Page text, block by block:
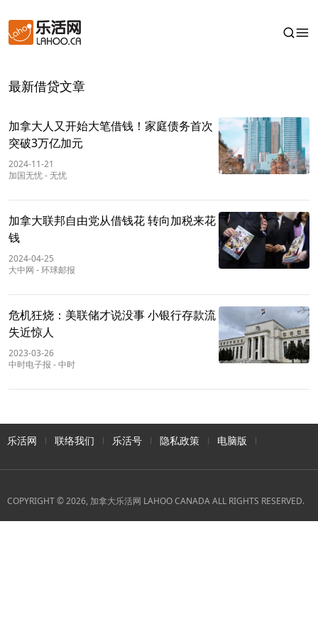
最新借贷文章
加拿大人又开始大笔借钱！家庭债务首次
突破3万亿加元
2024-11-21
加国无忧-无忧
加拿大联邦自由党从借钱花 转向加税来花
钱
2024-04-25
大中网 -环球邮报
危机狂烧：美联储才说没事 小银行存款流
失近惊人
2023-03-26
中时电子报 -中时
乐活网 联络我们 乐活号 隐私政策 电脑版
COPYRIGHT © 2026, 加拿大乐活网 LAHOO CANADA ALL RIGHTS RESERVED.